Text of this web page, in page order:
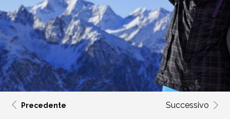
Precedente Successivo